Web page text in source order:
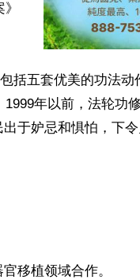
括五套优美的功法动
年以前，法轮功
于妒忌和惧怕，下令
移植领域合作。